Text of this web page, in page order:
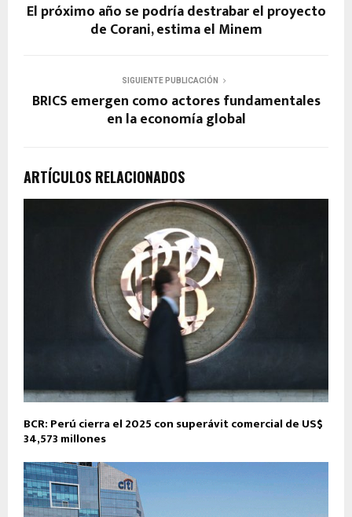
El próximo año se podría destrabar el proyecto
de Corani, estima el Minem
SIGUIENTE PUBLICACIÓN
BRICS emergen como actores fundamentales
en la economía global
ARTÍCULOS RELACIONADOS
BCR: Perú cierra el 2025 con superávit comercial de US$
34,573 millones